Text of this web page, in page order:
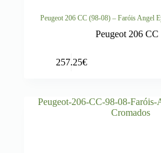
Peugeot 206 CC (98-08) – Faróis Angel
Peugeot 206
257.25€